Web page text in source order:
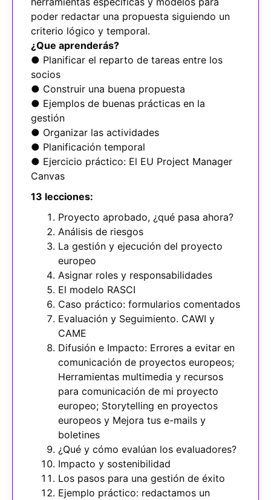
poder redactar una propuesta siguiendo un
criterio lógico y temporal.
¿Que aprenderás?
● Planificar el reparto de tareas entre los
socios
● Construir una buena propuesta
● Ejemplos de buenas prácticas en la
gestión
● Organizar las actividades
● Planificación temporal
● Ejercicio práctico: El EU Project Manager
Canvas
13 lecciones:
Proyecto aprobado, ¿qué pasa ahora?
Análisis de riesgos
La gestión y ejecución del proyecto
europeo
Asignar roles y responsabilidades
El modelo RASCI
Caso práctico: formularios comentados
Evaluación y Seguimiento. CAWI y
CAME
Difusión e Impacto: Errores a evitar en
comunicación de proyectos europeos;
Herramientas multimedia y recursos
para comunicación de mi proyecto
europeo; Storytelling en proyectos
europeos y Mejora tus e-mails y
boletines
¿Qué y cómo evalúan los evaluadores?
Impacto y sostenibilidad
Los pasos para una gestión de éxito
Ejemplo práctico: redactamos un